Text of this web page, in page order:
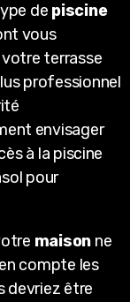
de piscine
vous
votre terrasse
professionnel
envisager
à la piscine
pour
maison ne
compte les
devriez être